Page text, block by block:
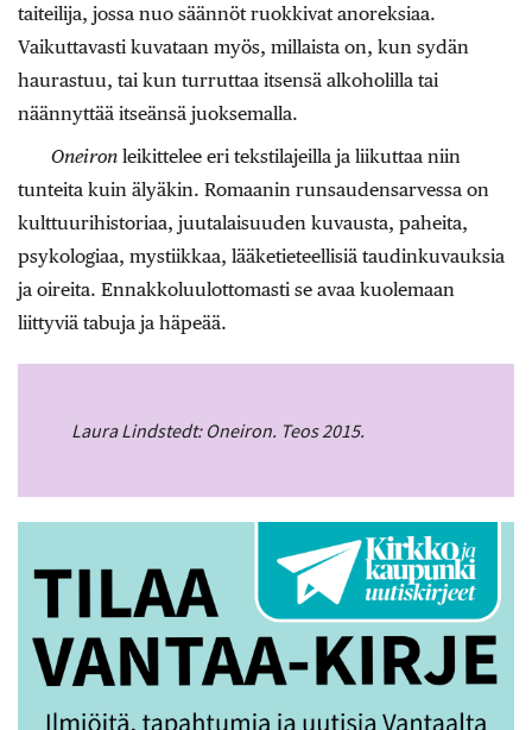
taiteilija, jossa nuo säännöt ruokkivat anoreksiaa.
Vaikuttavasti kuvataan myös, millaista on, kun sydän
haurastuu, tai kun turruttaa itsensä alkoholilla tai
näännyttää itseänsä juoksemalla.
Oneiron leikittelee eri tekstilajeilla ja liikuttaa niin
tunteita kuin älyäkin. Romaanin runsaudensarvessa on
kulttuurihistoriaa, juutalaisuuden kuvausta, paheita,
psykologiaa, mystiikkaa, lääketieteellisiä taudinkuvauksia
ja oireita. Ennakkoluulottomasti se avaa kuolemaan
liittyviä tabuja ja häpeää.
Laura Lindstedt: Oneiron. Teos 2015.